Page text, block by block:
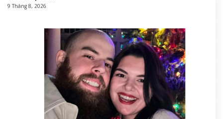
9 Tháng 8, 2026